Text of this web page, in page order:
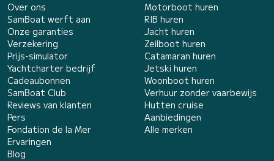
Over ons
SamBoat werft aan
Onze garanties
Verzekering
Prijs-simulator
Yachtcharter bedrijf
Cadeaubonnen
SamBoat Club
Reviews van klanten
Pers
Fondation de la Mer
Ervaringen
Blog
Motorboot huren
RIB huren
Jacht huren
Zeilboot huren
Catamaran huren
Jetski huren
Woonboot huren
Verhuur zonder vaarbewijs
Hutten cruise
Aanbiedingen
Alle merken